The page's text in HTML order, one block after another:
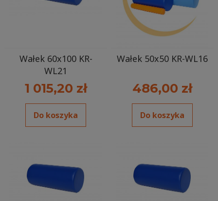
Wałek 60x100 KR-
WL21
1 015,20 zł
Do koszyka
Wałek 50x50 KR-WL16
486,00 zł
Do koszyka